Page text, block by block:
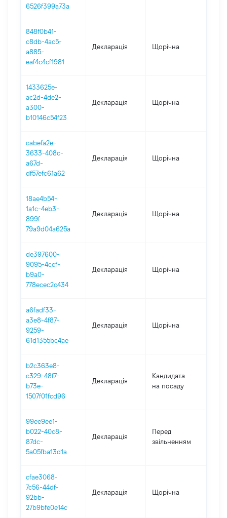
6526f399a73a
848f0b41-
c8db-4ac5-
a885-
eaf4c4cf1981
Декларація Щорічна
1433625e-
ac2d-4de2-
a300-
b10146c54f23
Декларація Щорічна
cabefa2e-
3633-408c-
a67d-
df57efc61a62
Декларація Щорічна
18ae4b54-
1a1c-4eb3-
899f-
79a9d04a625a
Декларація Щорічна
de397600-
9095-4ccf-
b9a0-
778ecec2c434
Декларація Щорічна
a6fadf33-
a3e8-4f87-
9259-
61d1355bc4ae
Декларація Щорічна
b2c363e8-
c329-48f7-
b73e-
1507f01fcd96
Декларація
Кандидата
на посаду
99ee9ee1-
b022-40c8-
87dc-
5a05fba13d1a
Декларація
Перед
звільненням
cfae3068-
7c56-44df-
92bb-
27b9bfe0e14c
Декларація Щорічна